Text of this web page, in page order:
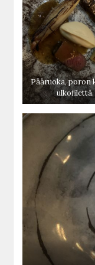
Pääruoka, poron
ulkofilettä.